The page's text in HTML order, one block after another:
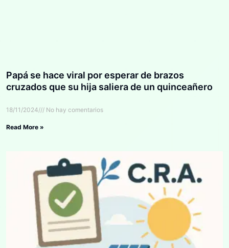
Papá se hace viral por esperar de brazos
cruzados que su hija saliera de un quinceañero
18/11/2024 No hay comentarios
Read More »